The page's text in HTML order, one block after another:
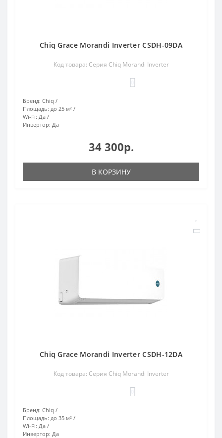
Chiq Grace Morandi Inverter CSDH-09DA
Код товара: Серия Chiq Morandi Inverter
Бренд: Chiq
Площадь: до 25 м²
Wi-Fi: Да
Инвертор: Да
34 300р.
В КОРЗИНУ
Chiq Grace Morandi Inverter CSDH-12DA
Код товара: Серия Chiq Morandi Inverter
Бренд: Chiq
Площадь: до 35 м²
Wi-Fi: Да
Инвертор: Да